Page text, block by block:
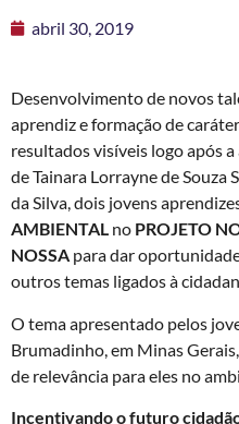
abril 30, 2019
Desenvolvimento de novos
aprendiz e formação de
resultados visíveis logo após
de Tainara Lorrayne de Souza
da Silva, dois jovens
AMBIENTAL no PROJETO
NOSSA para dar
outros temas ligados à
O tema apresentado pelos
Brumadinho, em Minas
de relevância para eles no
Incentivando o futuro